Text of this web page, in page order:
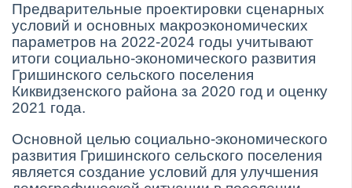
Предварительные проектировки сценарных
условий и основных макроэкономических
параметров на 2022-2024 годы учитывают
итоги социально-экономического развития
Гришинского сельского поселения
Киквидзенского района за 2020 год и оценку
2021 года.
Основной целью социально-экономического
развития Гришинского сельского поселения
является создание условий для улучшения